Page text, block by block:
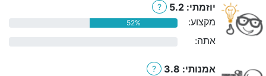
יוזמתי: 5.2 ?
מקצוע: 52%
אתה:
אמנותי: 3.8 ?